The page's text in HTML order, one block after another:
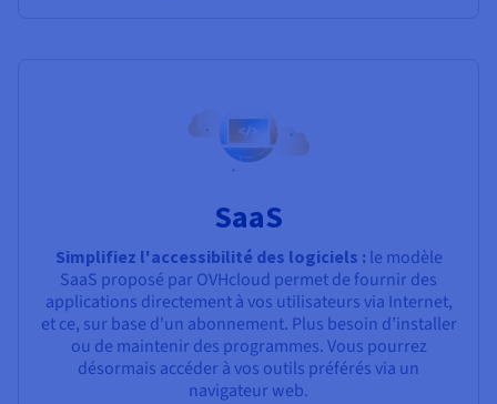
SaaS
Simplifiez l'accessibilité des logiciels : le modèle
SaaS proposé par OVHcloud permet de fournir des
applications directement à vos utilisateurs via Internet,
et ce, sur base d'un abonnement. Plus besoin d’installer
ou de maintenir des programmes. Vous pourrez
désormais accéder à vos outils préférés via un
navigateur web.